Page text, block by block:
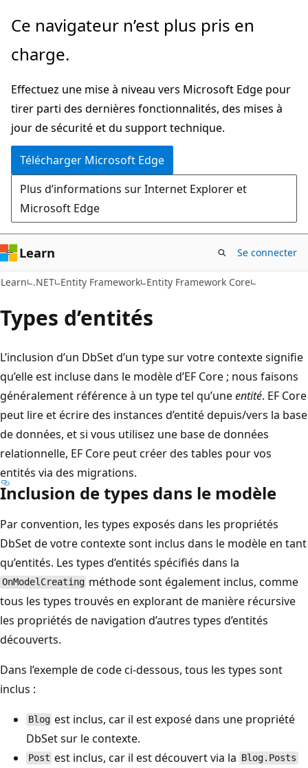
Passer
directement
au
principal
Ce navigateur n’est plus pris en
charge.
Effectuez une mise à niveau vers Microsoft Edge pour
tirer parti des dernières fonctionnalités, des mises à
jour de sécurité et du support technique.
Télécharger Microsoft Edge
Plus d’informations sur Internet Explorer et
Microsoft Edge
Learn Se connecter
Learn .NET Entity Framework Entity Framework Core
Types d’entités
L’inclusion d’un DbSet d’un type sur votre contexte signifie
qu’elle est incluse dans le modèle d’EF Core ; nous faisons
généralement référence à un type tel qu’uneentité. EF Core
peut lire et écrire des instances d’entité depuis/vers la base
de données, et si vous utilisez une base de données
relationnelle, EF Core peut créer des tables pour vos
entités via des migrations.
Inclusion de types dans le modèle
Par convention, les types exposés dans les propriétés
DbSet de votre contexte sont inclus dans le modèle en tant
qu’entités. Les types d’entités spécifiés dans la
OnModelCreating méthode sont également inclus, comme
tous les types trouvés en explorant de manière récursive
les propriétés de navigation d’autres types d’entités
découverts.
Dans l’exemple de code ci-dessous, tous les types sont
inclus :
Blog est inclus, car il est exposé dans une propriété
DbSet sur le contexte.
Post est inclus, car il est découvert via la Blog.Posts